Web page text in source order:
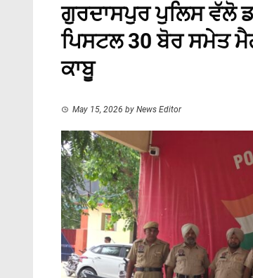
ਗੁਰਦਾਸਪੁਰ ਪੁਲਿਸ ਵੱਲੋ
ਪਿਸਟਲ 30 ਬੋਰ ਸਮੇਤ
ਕਾਬੂ
May 15, 2026 by News Editor